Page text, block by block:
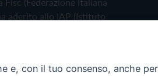
aderito allo IAP (Istituto
Policy
e, con il tuo consenso, anche